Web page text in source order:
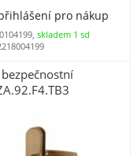
pro nákup
skladem 1 sd